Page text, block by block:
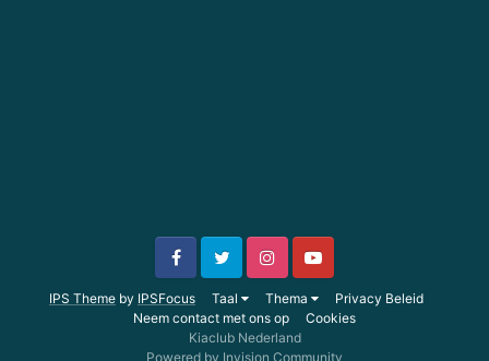
IPS Theme by IPSFocus Taal Thema
Privacy Beleid
Neem contact met ons op
Cookies
Kiaclub Nederland
Powered by Invision Community